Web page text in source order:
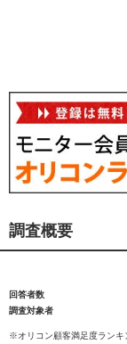
調査概要
回答者数
調査対象者
※オリコン顧客満足度ランキ